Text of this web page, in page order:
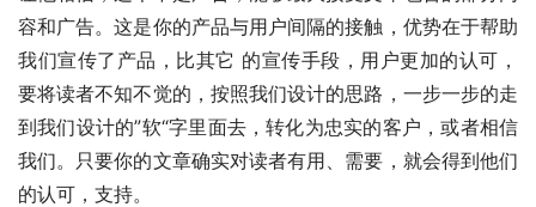
容和广告。这是你的产品与用户间隔的接触，优势在于帮助
我们宣传了产品，比其它 的宣传手段，用户更加的认可，
要将读者不知不觉的，按照我们设计的思路，一步一步的走
到我们设计的”软“字里面去，转化为忠实的客户，或者相信
我们。只要你的文章确实对读者有用、需要，就会得到他们
的认可，支持。